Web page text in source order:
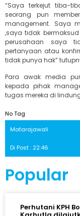
“Saya terkejut tiba-
seorang pun
management. Saya
,saya tidak
perusahaan saya
pertanyaan atau
tidak punya hak”
Para awak media
kepada pihak
tugas mereka di
No Tag
Matarajawali
Di Post : 22:46
Popular
Perhutani KPH